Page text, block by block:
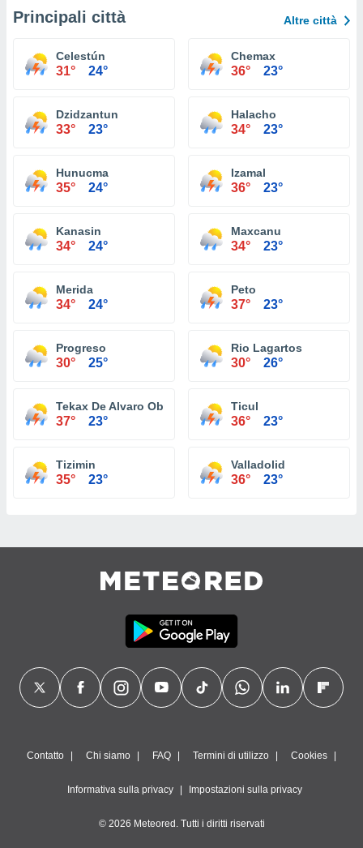
Principali città Altre città
Celestún
31° 24°
Chemax
36° 23°
Dzidzantun
33° 23°
Halacho
34° 23°
Hunucma
35° 24°
Izamal
36° 23°
Kanasin
34° 24°
Maxcanu
34° 23°
Merida
34° 24°
Peto
37° 23°
Progreso
30° 25°
Rio Lagartos
30° 26°
Tekax De Alvaro Obregon
37° 23°
Ticul
36° 23°
Tizimin
35° 23°
Valladolid
36° 23°
Contatto Chi siamo FAQ Termini di utilizzo Cookies
Informativa sulla privacy Impostazioni sulla privacy
© 2026 Meteored. Tutti i diritti riservati